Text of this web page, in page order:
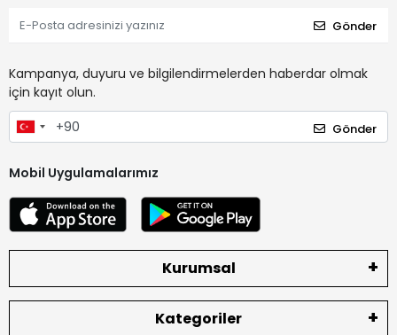
Gönder
Kampanya, duyuru ve bilgilendirmelerden haberdar olmak
için kayıt olun.
Gönder
Mobil Uygulamalarımız
Kurumsal
Kategoriler